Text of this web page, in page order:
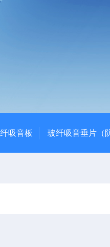
吸音板 玻纤吸音垂片（